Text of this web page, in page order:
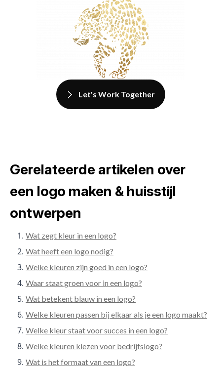
Let's Work Together
Gerelateerde artikelen over
een logo maken & huisstijl
ontwerpen
Wat zegt kleur in een logo?
Wat heeft een logo nodig?
Welke kleuren zijn goed in een logo?
Waar staat groen voor in een logo?
Wat betekent blauw in een logo?
Welke kleuren passen bij elkaar als je een logo maakt?
Welke kleur staat voor succes in een logo?
Welke kleuren kiezen voor bedrijfslogo?
Wat is het formaat van een logo?